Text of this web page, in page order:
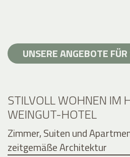
UNSERE ANGEBOTE FÜR
STILVOLL WOHNEN IM
WEINGUT-HOTEL
Zimmer, Suiten und
zeitgemäße Architektur